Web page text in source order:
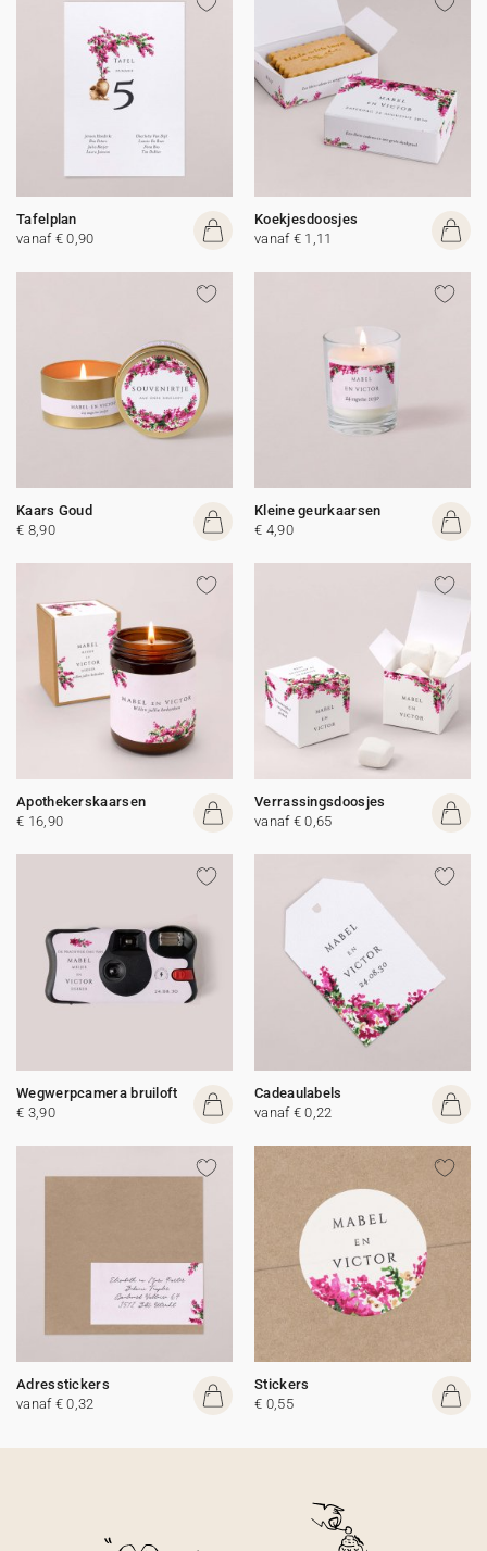
Tafelplan
vanaf € 0,90
Koekjesdoosjes
vanaf € 1,11
Kaars Goud
€ 8,90
Kleine geurkaarsen
€ 4,90
Apothekerskaarsen
€ 16,90
Verrassingsdoosjes
vanaf € 0,65
Wegwerpcamera bruiloft
€ 3,90
Cadeaulabels
vanaf € 0,22
Adresstickers
vanaf € 0,32
Stickers
€ 0,55